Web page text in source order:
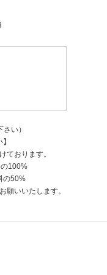
い）
ております。
の100%
の50%
願いいたします。